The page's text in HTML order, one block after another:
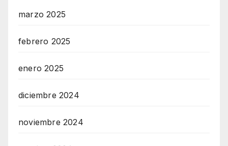
marzo 2025
febrero 2025
enero 2025
diciembre 2024
noviembre 2024